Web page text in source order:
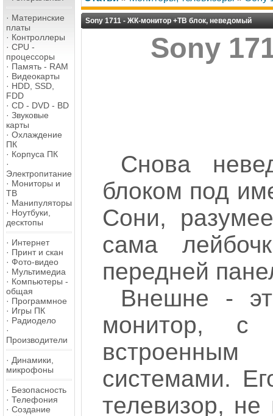
· Материнские
платы
· Контроллеры
· CPU -
процессоры
· Память - RAM
· Видеокарты
· HDD, SSD,
FDD
· CD - DVD - BD
· Звуковые
карты
· Охлаждение
ПК
· Корпуса ПК
·
Электропитание
· Мониторы и
ТВ
· Манипуляторы
· Ноутбуки,
десктопы
· Интернет
· Принт и скан
· Фото-видео
· Мультимедиа
· Компьютеры -
общая
· Программное
· Игры ПК
· Радиодело
·
Производители
· Динамики,
микрофоны
· Безопасность
· Телефония
· Создание
Sony 1711 - ЖК-монитор +ТВ блок, неведомый
Sony
Снова
блоком под
Сони,
сама
передней
Внешне -
монитор, с
системами.
телевизор, не